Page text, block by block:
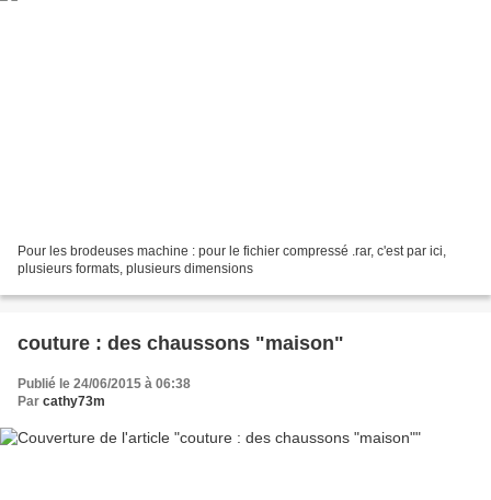
Pour les brodeuses machine : pour le fichier compressé .rar, c'est par ici,
plusieurs formats, plusieurs dimensions
couture : des chaussons "maison"
Publié le 24/06/2015 à 06:38
Par cathy73m